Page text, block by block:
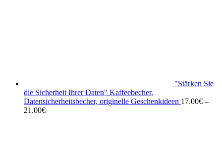
"Stärken Sie
die Sicherheit Ihrer Daten" Kaffeebecher,
Datensicherheitsbecher, originelle Geschenkideen 17.00€ –
21.00€